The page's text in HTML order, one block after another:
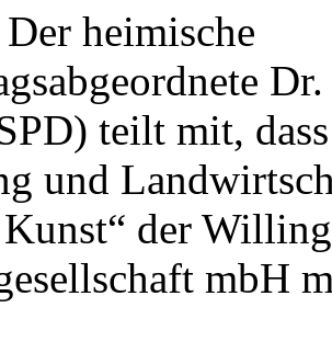
Der heimische
teilt mit,
und
der
mbH